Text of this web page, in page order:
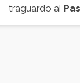
traguardo ai